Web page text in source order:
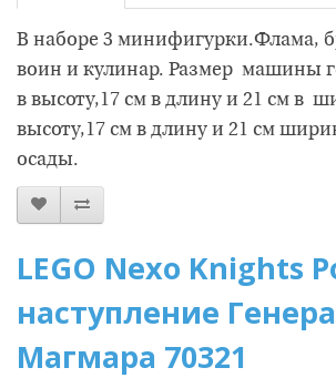
В наборе 3 минифигурки.Флама,
воин и кулинар. Размер машины
в высоту,17 см в длину и 21 см в
высоту,17 см в длину и 21 см
осады.
LEGO Nexo Knights
наступление
Магмара 70321